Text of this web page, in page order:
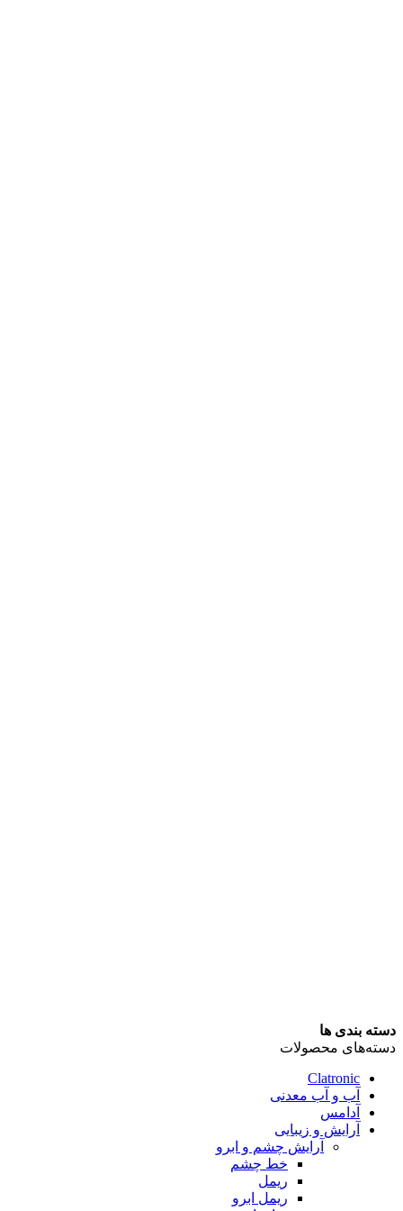
دسته بندی ها
دسته‌های محصولات
Clatronic
آب و آب معدنی
آدامس
آرایش و زیبایی
آرایش چشم و ابرو
خط چشم
ریمل
ریمل ابرو